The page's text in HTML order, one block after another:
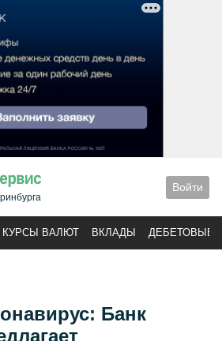
Войти
КУРСЫ ВАЛЮТ ВКЛАДЫ ДЕБЕТОВЫЕ
Банк